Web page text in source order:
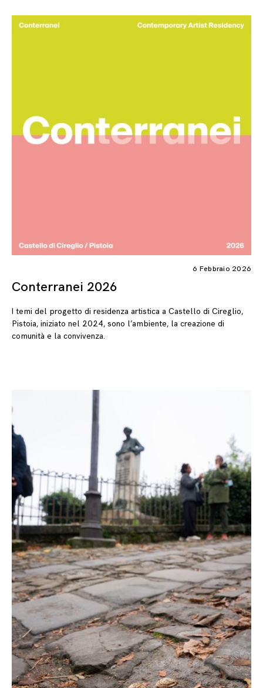
6 Febbraio 2026
Conterranei 2026
I temi del progetto di residenza artistica a Castello di Cireglio,
Pistoia, iniziato nel 2024, sono l’ambiente, la creazione di
comunità e la convivenza.